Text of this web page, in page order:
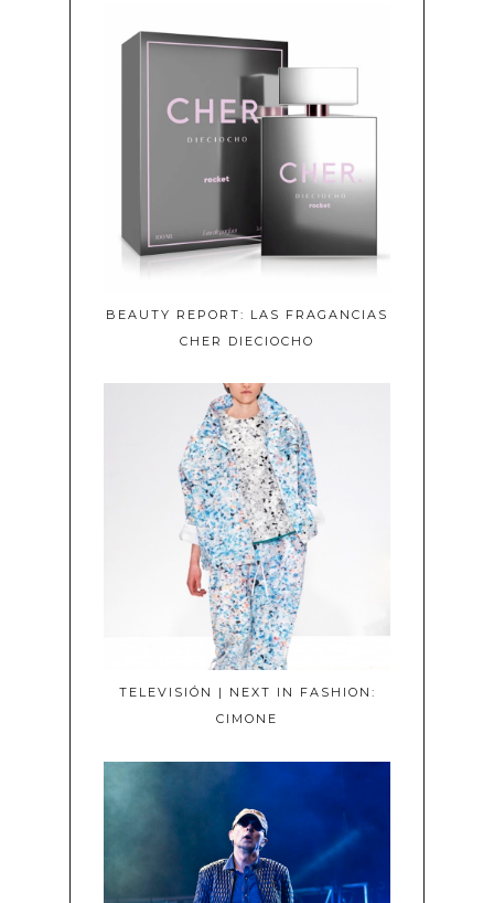
BEAUTY REPORT: LAS FRAGANCIAS
CHER DIECIOCHO
TELEVISIÓN | NEXT IN FASHION:
CIMONE